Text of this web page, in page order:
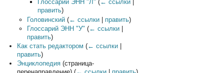
Глоссарий ЭНН "Л" ( ← ссылки|
править)
Головинский (← ссылки | править)
Глоссарий ЭНН "У" (← ссылки
править)
Как стать редактором (← ссылки|
править)
Энциклопедия(страница-